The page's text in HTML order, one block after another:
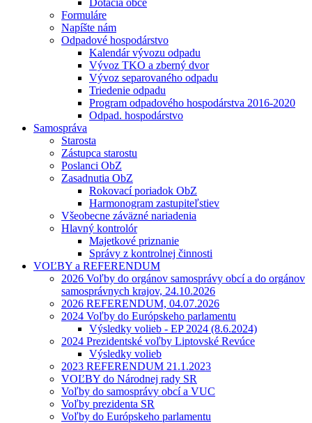
Dotácia obce
Formuláre
Napíšte nám
Odpadové hospodárstvo
Kalendár vývozu odpadu
Vývoz TKO a zberný dvor
Vývoz separovaného odpadu
Triedenie odpadu
Program odpadového hospodárstva 2016-2020
Odpad. hospodárstvo
Samospráva
Starosta
Zástupca starostu
Poslanci ObZ
Zasadnutia ObZ
Rokovací poriadok ObZ
Harmonogram zastupiteľstiev
Všeobecne záväzné nariadenia
Hlavný kontrolór
Majetkové priznanie
Správy z kontrolnej činnosti
VOĽBY a REFERENDUM
2026 Voľby do orgánov samosprávy obcí a do orgánov
samosprávnych krajov, 24.10.2026
2026 REFERENDUM, 04.07.2026
2024 Voľby do Európskeho parlamentu
Výsledky volieb - EP 2024 (8.6.2024)
2024 Prezidentské voľby Liptovské Revúce
Výsledky volieb
2023 REFERENDUM 21.1.2023
VOĽBY do Národnej rady SR
Voľby do samosprávy obcí a VUC
Voľby prezidenta SR
Voľby do Európskeho parlamentu